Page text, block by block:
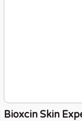
Bioxcin Skin